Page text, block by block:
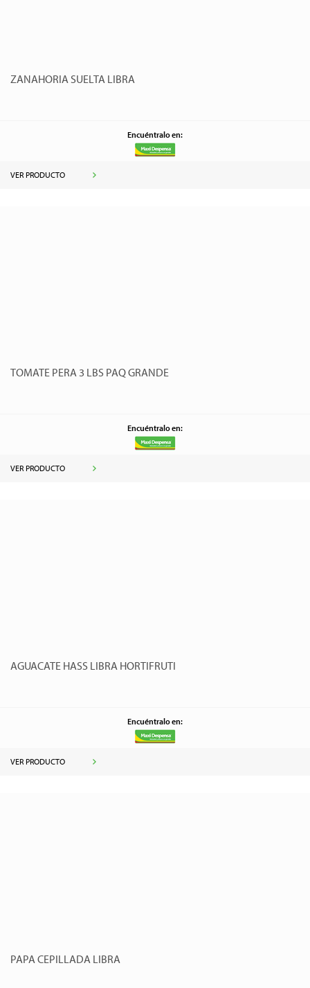
ZANAHORIA SUELTA LIBRA
Encuéntralo en:
VER PRODUCTO
TOMATE PERA 3 LBS PAQ GRANDE
Encuéntralo en:
VER PRODUCTO
AGUACATE HASS LIBRA HORTIFRUTI
Encuéntralo en:
VER PRODUCTO
PAPA CEPILLADA LIBRA